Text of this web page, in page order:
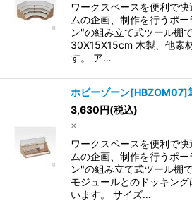
ワークスペースを便利で
ムの企画、制作を行うポ
ン"の組み立て式ツール棚
30X15X15cm 木製、他素
す。 ア…
ホビーゾーン[HBZOM07]
3,630円(税込)
×
ワークスペースを便利で
ムの企画、制作を行うポ
ン"の組み立て式ツール棚
モジュールとのドッキン
います。 サイズ…